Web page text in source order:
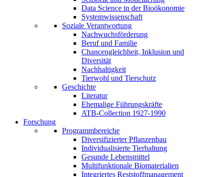
Data Science in der Bioökonomie
Systemwissenschaft
Soziale Verantwortung
Nachwuchsförderung
Beruf und Familie
Chancengleichheit, Inklusion und
Diversität
Nachhaltigkeit
Tierwohl und Tierschutz
Geschichte
Literatur
Ehemalige Führungskräfte
ATB-Collection 1927-1990
Forschung
Programmbereiche
Diversifizierter Pflanzenbau
Individualisierte Tierhaltung
Gesunde Lebensmittel
Multifunktionale Biomaterialien
Integriertes Reststoffmanagement